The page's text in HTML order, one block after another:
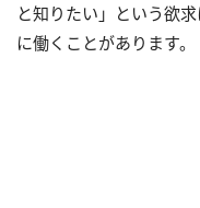
と知りたい」という欲
に働くことがあります。